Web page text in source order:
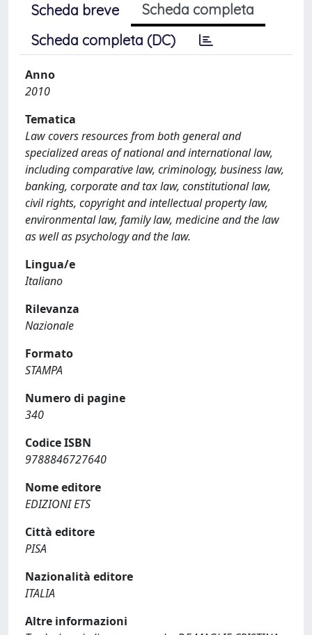
Scheda breve
Scheda completa
Scheda completa (DC)
Anno
2010
Tematica
Law covers resources from both general and
specialized areas of national and international law,
including comparative law, criminology, business law,
banking, corporate and tax law, constitutional law,
civil rights, copyright and intellectual property law,
environmental law, family law, medicine and the law
as well as psychology and the law.
Lingua/e
Italiano
Rilevanza
Nazionale
Formato
STAMPA
Numero di pagine
340
Codice ISBN
9788846727640
Nome editore
EDIZIONI ETS
Città editore
PISA
Nazionalità editore
ITALIA
Altre informazioni